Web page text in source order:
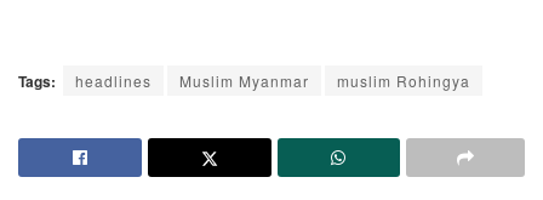
Tags: headlines Muslim Myanmar muslim Rohingya